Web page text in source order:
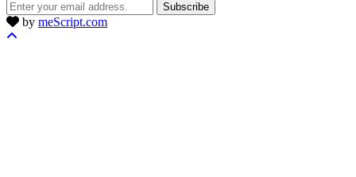
Subscribe
by meScript.com